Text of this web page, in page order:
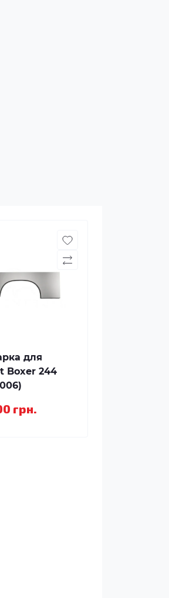
для
Boxer 244
грн.